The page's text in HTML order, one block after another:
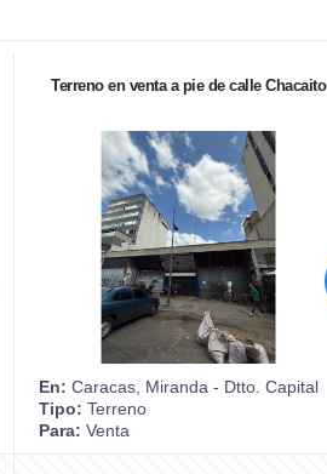
Terreno en venta a pie de calle Chacaito
En: Caracas, Miranda - Dtto. Capital
Tipo: Terreno
Para: Venta